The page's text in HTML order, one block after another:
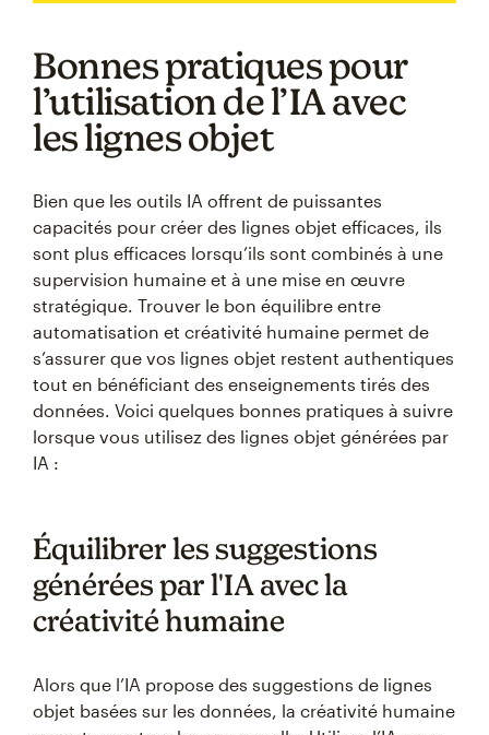
Bonnes pratiques pour
l’utilisation de l’IA avec
les lignes objet
Bien que les outils IA offrent de puissantes
capacités pour créer des lignes objet efficaces, ils
sont plus efficaces lorsqu’ils sont combinés à une
supervision humaine et à une mise en œuvre
stratégique. Trouver le bon équilibre entre
automatisation et créativité humaine permet de
s’assurer que vos lignes objet restent authentiques
tout en bénéficiant des enseignements tirés des
données. Voici quelques bonnes pratiques à suivre
lorsque vous utilisez des lignes objet générées par
IA :
Équilibrer les suggestions
générées par l'IA avec la
créativité humaine
Alors que l’IA propose des suggestions de lignes
objet basées sur les données, la créativité humaine